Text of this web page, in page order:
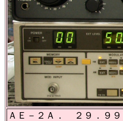
ＡＥ－２Ａ． ２９．９９